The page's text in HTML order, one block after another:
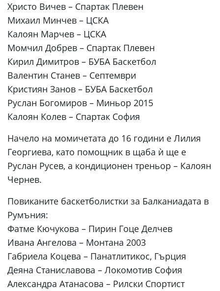
Христо Вичев – Спартак Плевен
Михаил Минчев – ЦСКА
Калоян Марчев – ЦСКА
Момчил Добрев – Спартак Плевен
Кирил Димитров – БУБА Баскетбол
Валентин Станев – Септември
Кристиян Занов – БУБА Баскетбол
Руслан Богомиров – Миньор 2015
Калоян Колев – Спартак София
Начело на момичетата до 16 години е Лилия
Георгиева, като помощник в щаба ѝ ще е
Руслан Русев, а кондиционен треньор – Калоян
Чернев.
Повиканите баскетболистки за Балканиадата в
Румъния:
Фатме Кючукова – Пирин Гоце Делчев
Ивана Ангелова – Монтана 2003
Габриела Коцева – Панатлитикос, Гърция
Деяна Станиславова – Локомотив София
Александра Атанасова – Рилски Спортист